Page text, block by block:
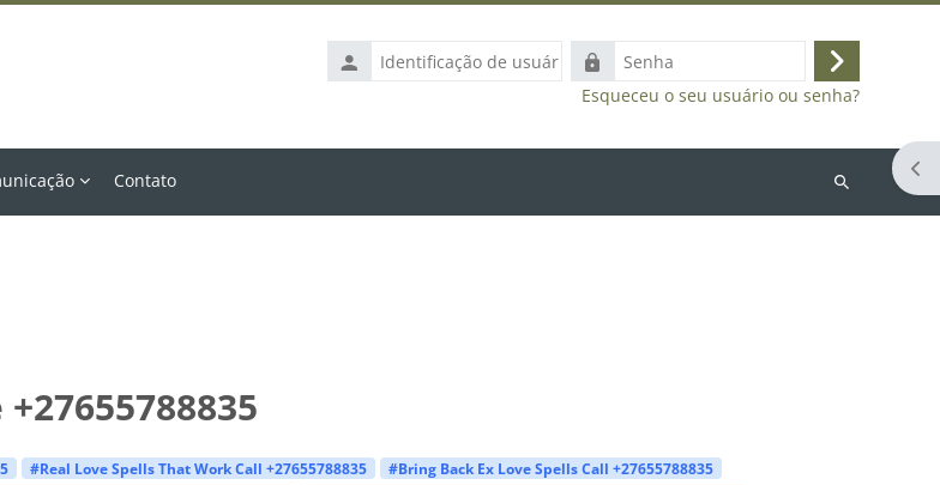
Identificação
de
Senha
Acessar
Esqueceu o seu usuário ou senha?
Contato
Buscar
#Real Love Spells That Work Call +27655788835
#Bring Back Ex Love Spells Call +27655788835